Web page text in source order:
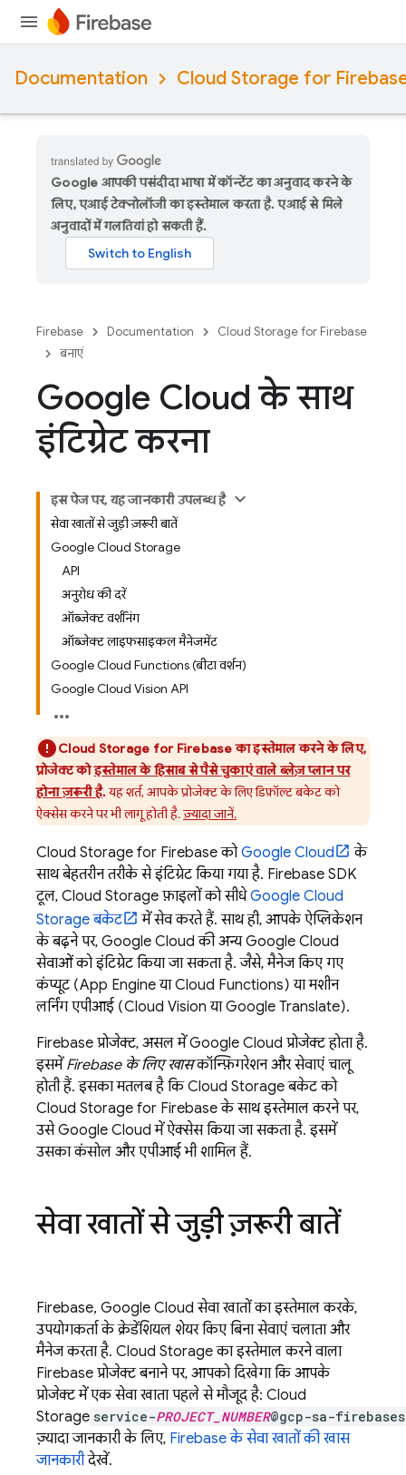
Documentation Cloud Storage for
Google आपकी पसंदीदा भाषा में कॉन्टेंट का अनुवाद करने के
लिए, एआई टेक्नोलॉजी का इस्तेमाल करता है. एआई से मिले
अनुवादों में गलतियां हो सकती हैं.
Firebase Documentation
Cloud Storage for Firebase
बनाएं
Google Cloud के साथ
इंटिग्रेट करना
इस पेज पर, यह जानकारी उपलब्ध है
सेवा खातों से जुड़ी ज़रूरी बातें
Google Cloud Storage
API
अनुरोध की दरें
ऑब्जेक्ट वर्शनिंग
ऑब्जेक्ट लाइफसाइकल मैनेजमेंट
Google Cloud Functions (बीटा वर्शन)
Google Cloud Vision API
Cloud Storage for Firebaseका इस्तेमाल करने के लिए,
प्रोजेक्ट कोइस्तेमाल के हिसाब से पैसे चुकाएं वाले ब्लेज़ प्लान पर
होना ज़रूरी है.यह शर्त, आपके प्रोजेक्ट के लिए डिफ़ॉल्ट बकेट को
ऐक्सेस करने पर भी लागू होती है.ज़्यादा जानें.
Cloud Storage for FirebaseकोGoogle Cloud
के
साथ बेहतरीन तरीके से इंटिग्रेट किया गया है. Firebase SDK
टूल, Cloud Storage फ़ाइलों को सीधेGoogle Cloud
Storageबकेट
में सेव करते हैं. साथ ही, आपके ऐप्लिकेशन
के बढ़ने पर, Google Cloud की अन्यGoogle Cloud
सेवाओं को इंटिग्रेट किया जा सकता है. जैसे, मैनेज किए गए
कंप्यूट (App Engineया Cloud Functions) या मशीन
लर्निंग एपीआई (Cloud Vision या Google Translate).
Firebase प्रोजेक्ट, असल मेंGoogle Cloud प्रोजेक्ट होता है.
इसमें Firebase के लिए खासकॉन्फ़िगरेशन और सेवाएं चालू
होती हैं. इसका मतलब है किCloud Storageबकेट को
Cloud Storage for Firebaseके साथ इस्तेमाल करने पर,
उसेGoogle Cloud में ऐक्सेस किया जा सकता है. इसमें
उसका कंसोल और एपीआई भी शामिल हैं.
सेवा खातों से जुड़ी ज़रूरी बातें
Firebase, Google Cloud सेवा खातों का इस्तेमाल करके,
उपयोगकर्ता के क्रेडेंशियल शेयर किए बिना सेवाएं चलाता और
मैनेज करता है. Cloud Storage का इस्तेमाल करने वाला
Firebase प्रोजेक्ट बनाने पर, आपको दिखेगा कि आपके
प्रोजेक्ट में एक सेवा खाता पहले से मौजूद है: Cloud
Storage service-PROJECT_NUMBER@gcp-sa-
ज़्यादा जानकारी के लिए, Firebase के सेवा खातों की खास
जानकारीदेखें.